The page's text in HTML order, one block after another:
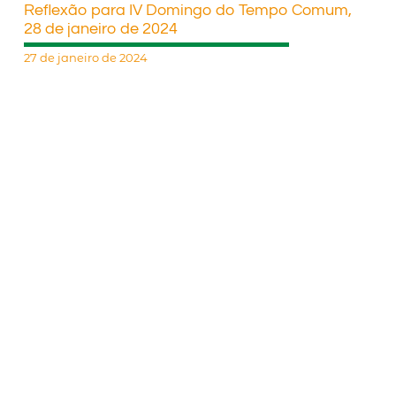
Reflexão para IV Domingo do Tempo Comum,
28 de janeiro de 2024
27 de janeiro de 2024